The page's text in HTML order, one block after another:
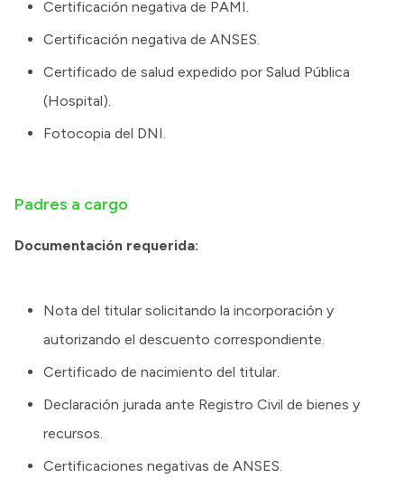
Certificación negativa de PAMI.
Certificación negativa de ANSES.
Certificado de salud expedido por Salud Pública
(Hospital).
Fotocopia del DNI.
Padres a cargo
Documentación requerida:
Nota del titular solicitando la incorporación y
autorizando el descuento correspondiente.
Certificado de nacimiento del titular.
Declaración jurada ante Registro Civil de bienes y
recursos.
Certificaciones negativas de ANSES.